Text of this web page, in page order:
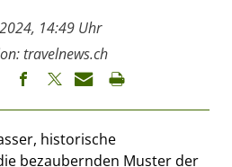
14:49 Uhr
travelnews.ch
historische
bezaubernden Muster der